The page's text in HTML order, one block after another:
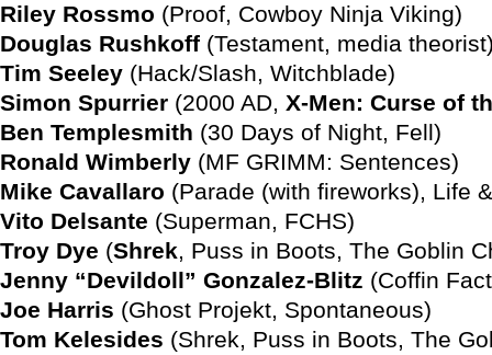
Riley Rossmo (Proof, Cowboy Ninja Viking)
Douglas Rushkoff (Testament, media
Tim Seeley (Hack/Slash, Witchblade)
Simon Spurrier (2000 AD, X-Men: Curse of
Ben Templesmith (30 Days of Night, Fell)
Ronald Wimberly (MF GRIMM: Sentences)
Mike Cavallaro (Parade (with fireworks), Life
Vito Delsante (Superman, FCHS)
Troy Dye (Shrek, Puss in Boots, The Goblin
Jenny “Devildoll” Gonzalez-Blitz (Coffin
Joe Harris (Ghost Projekt, Spontaneous)
Tom Kelesides (Shrek, Puss in Boots, The